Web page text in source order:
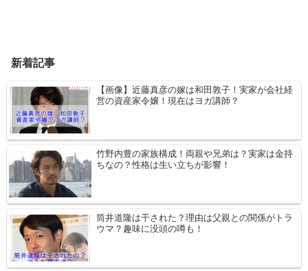
新着記事
【画像】近藤真彦の嫁は和田敦子！実家が会社経
営の資産家令嬢！現在はヨガ講師？
竹野内豊の家族構成！両親や兄弟は？実家は金持
ちなの？性格は生い立ちが影響！
筒井道隆は干された？理由は父親との関係がトラ
ウマ？趣味に没頭の噂も！